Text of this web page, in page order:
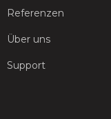
Referenzen
Über uns
Support